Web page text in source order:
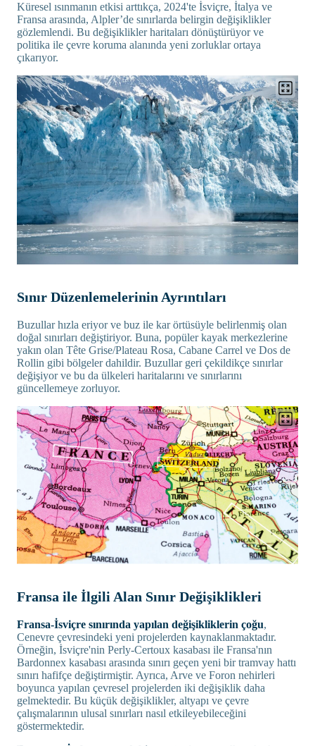
Küresel ısınmanın etkisi arttıkça, 2024'te İsviçre, İtalya ve
Fransa arasında, Alpler’de sınırlarda belirgin değişiklikler
gözlemlendi. Bu değişiklikler haritaları dönüştürüyor ve
politika ile çevre koruma alanında yeni zorluklar ortaya
çıkarıyor.
Sınır Düzenlemelerinin Ayrıntıları
Buzullar hızla eriyor ve buz ile kar örtüsüyle belirlenmiş olan
doğal sınırları değiştiriyor. Buna, popüler kayak merkezlerine
yakın olan Tête Grise/Plateau Rosa, Cabane Carrel ve Dos de
Rollin gibi bölgeler dahildir. Buzullar geri çekildikçe sınırlar
değişiyor ve bu da ülkeleri haritalarını ve sınırlarını
güncellemeye zorluyor.
Fransa ile İlgili Alan Sınır Değişiklikleri
Fransa-İsviçre sınırında yapılan değişikliklerin çoğu,
Cenevre çevresindeki yeni projelerden kaynaklanmaktadır.
Örneğin, İsviçre'nin Perly-Certoux kasabası ile Fransa'nın
Bardonnex kasabası arasında sınırı geçen yeni bir tramvay hattı
sınırı hafifçe değiştirmiştir. Ayrıca, Arve ve Foron nehirleri
boyunca yapılan çevresel projelerden iki değişiklik daha
gelmektedir. Bu küçük değişiklikler, altyapı ve çevre
çalışmalarının ulusal sınırları nasıl etkileyebileceğini
göstermektedir.